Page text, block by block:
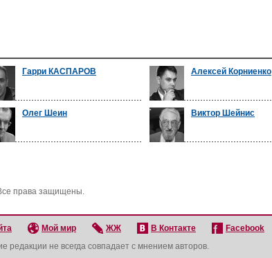
Гарри КАСПАРОВ Алексей Корниенко
Олег Шеин Виктор Шейнис
права защищены.
Мой мир ЖЖ В Контакте Facebook
редакции не всегда совпадает с мнением авторов.